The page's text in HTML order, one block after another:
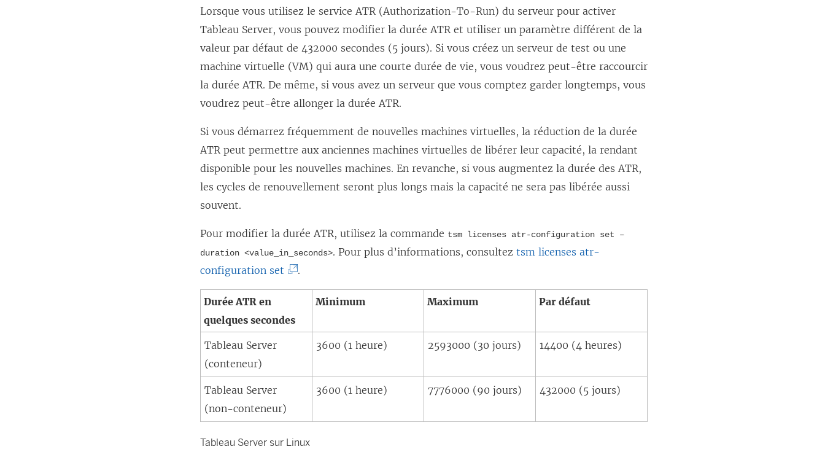
n
s
’
o
u
u
n
n
l
Lorsque vous utilisez le service ATR (Authorization-To-Run) du serveur pour activer
Tableau Server, vous pouvez modifier la durée ATR et utiliser un paramètre différent de la
valeur par défaut de 432000 secondes (5 jours). Si vous créez un serveur de test ou une
machine virtuelle (VM) qui aura une courte durée de vie, vous voudrez peut-être raccourcir
la durée ATR. De même, si vous avez un serveur que vous comptez garder longtemps, vous
voudrez peut-être allonger la durée ATR.
Si vous démarrez fréquemment de nouvelles machines virtuelles, la réduction de la durée
ATR peut permettre aux anciennes machines virtuelles de libérer leur capacité, la rendant
disponible pour les nouvelles machines. En revanche, si vous augmentez la durée des ATR,
les cycles de renouvellement seront plus longs mais la capacité ne sera pas libérée aussi
souvent.
Pour modifier la durée ATR, utilisez la commande tsm licenses atr-configuration set –
duration <value_in_seconds>. Pour plus d’informations, consulteztsm licenses atr-
configuration set (
L
l
n
’
o
.
Durée ATR en
quelques secondes
Minimum Maximum Par défaut
Tableau Server
(conteneur)
3600 (1 heure) 2593000 (30 jours) 14400 (4 heures)
Tableau Server
(non-conteneur)
3600 (1 heure) 7776000 (90 jours) 432000 (5 jours)
Tableau Server sur Linux